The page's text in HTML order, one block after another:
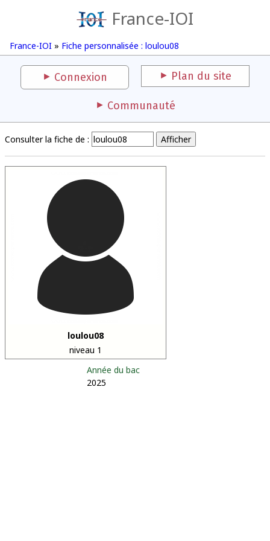
France-IOI
France-IOI » Fiche personnalisée : loulou08
Connexion Plan du site
Communauté
Consulter la fiche de :
loulou08
niveau 1
Année du bac
2025